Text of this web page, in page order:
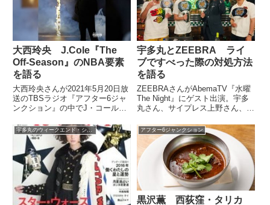
目、最新ドラマですね。...
大西玲央 J.Cole『The
Off-Season』のNBA要素
を語る
大西玲央さんが2021年5月20日放
送のTBSラジオ『アフター6ジャ
ンクション』の中でJ・コールの
Season』についてトーク。歌詞
の中に含まれるNBA、バスケッ
トボール要素やJ・コールのプロ
バスケ選手としてのデビューなど
について話していました。
宇多丸とZEEBRA ライ
ブですべった際の対処方法
を語る
ZEEBRAさんがAbemaTV『水曜
The Night』にゲスト出演。宇多
丸さん、サイプレス上野さん、
際の対処方法について話していま
した。昨夜放送された「ライムス
ター宇多丸の水曜The NIGHT」
は、俺が宇...
宇多丸のウィークエンド・シャッフル アフター6ジャンクション
黒沢薫 西荻窪・タリカ